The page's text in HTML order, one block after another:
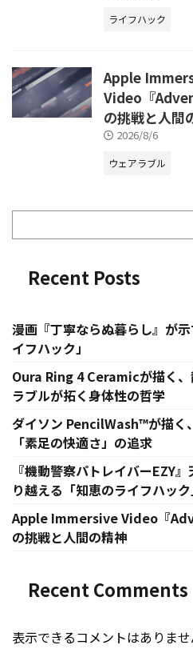
ライフハック
Apple
Video『
の挑戦と人間
2026/8/6
ウェアラブル
Recent Posts
漫画『丁寧ならぬ暮らし』が
イフハック」
Oura Ring 4 Ceramicが描く
ラブルが拓く身体性の哲学
ダイソン PencilWash™が描く
「素足の快適さ」の追求
『機動警察パトレイバーEZY
り越える「知恵のライフハック
Apple Immersive Video『
の挑戦と人間の精神
Recent Comments
表示できるコメントはありませ